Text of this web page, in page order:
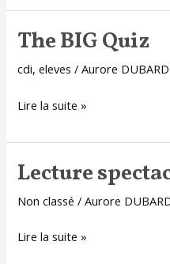
The BIG Quiz
cdi,eleves /Aurore DUBARD
The
Lire la suite »
Lecture
Non classé /Aurore
Lecture
Lire la suite »